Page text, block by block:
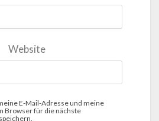
Website
E-Mail-Adresse und meine
Browser für die nächste